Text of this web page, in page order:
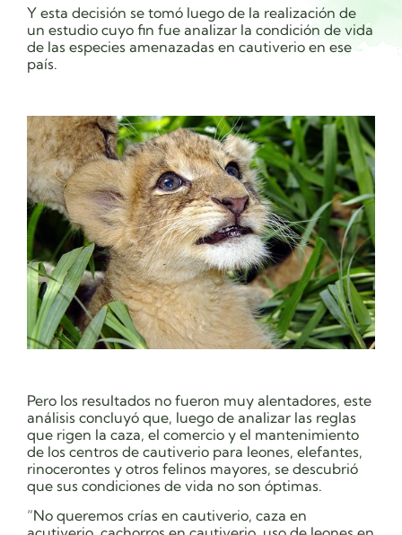
Y esta decisión se tomó luego de la realización de
un estudio cuyo fin fue analizar la condición de vida
de las especies amenazadas en cautiverio en ese
país.
Pero los resultados no fueron muy alentadores, este
análisis concluyó que, luego de analizar las reglas
que rigen la caza, el comercio y el mantenimiento
de los centros de cautiverio para leones, elefantes,
rinocerontes y otros felinos mayores, se descubrió
que sus condiciones de vida no son óptimas.
“No queremos crías en cautiverio, caza en